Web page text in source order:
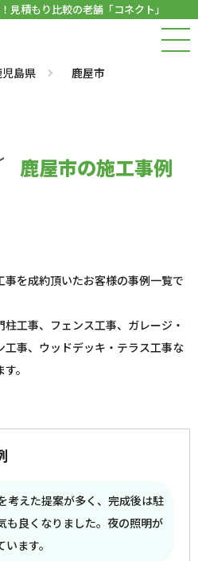
見積もり比較の老舗「コネクト」
島県 鹿屋市
鹿屋市の施工事例
を成約頂いたお客様の事例一覧で
工事、フェンス工事、ガレージ・
事、ウッドデッキ・テラス工事な
。
考えた提案が多く、完成後は駐
も良くなりました。夜の照明が
ます。